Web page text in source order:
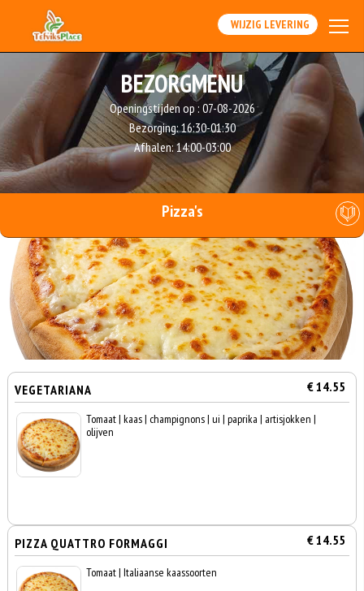
WIJZIG LEVERING
BEZORGMENU
Openingstijden op : 07-08-2026
Bezorging:16:30-01:30
Afhalen:14:00-03:00
Pizza's
VEGETARIANA € 14.55
Tomaat | kaas | champignons | ui | paprika | artisjokken |
olijven
PIZZA QUATTRO FORMAGGI € 14.55
Tomaat | Italiaanse kaassoorten